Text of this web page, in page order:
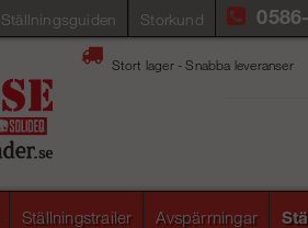
Ställningsguiden Storkund
Stort lager - Snabba leveranser
Ställningstrailer Avspärrningar